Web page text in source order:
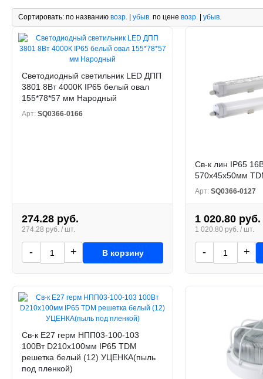
Сортировать: по названию возр. | убыв. по цене возр. | убыв.
Светодиодный светильник LED ДПП
3801 8Вт 4000К IP65 белый овал
155*78*57 мм Народный
Арт: SQ0366-0166
274.28 руб.
274.28 руб. / шт.
- + В корзину
Св-к лин IP65
570x45x50мм
Арт: SQ0366-0127
1 020.80 руб.
1 020.80 руб. / шт.
- +
Св-к Е27 герм НПП03-100-103
100Вт D210x100мм IP65 TDM
решетка белый (12) УЦЕНКА(пыль
под пленкой)